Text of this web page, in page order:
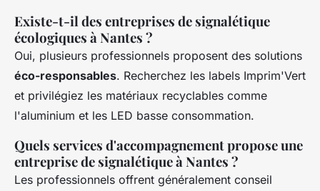
Existe-t-il des entreprises de signalétique
écologiques à Nantes ?
Oui, plusieurs professionnels proposent des solutions
éco-responsables. Recherchez les labels Imprim'Vert
et privilégiez les matériaux recyclables comme
l'aluminium et les LED basse consommation.
Quels services d'accompagnement propose une
entreprise de signalétique à Nantes ?
Les professionnels offrent généralement conseil